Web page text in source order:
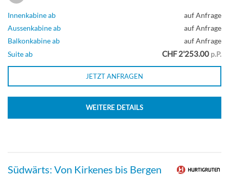
Innenkabine ab
auf Anfrage
Aussenkabine ab
auf Anfrage
Balkonkabine ab
auf Anfrage
Suite ab
CHF 2'253.00 p.P.
JETZT ANFRAGEN
WEITERE DETAILS
Südwärts: Von Kirkenes bis Bergen